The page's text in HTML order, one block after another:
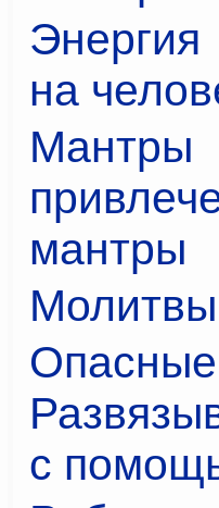
на
Мантры
мантры
Молитвы
с